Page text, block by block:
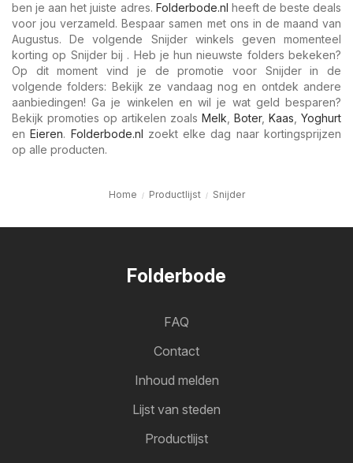
ben je aan het juiste adres. Folderbode.nl heeft de beste deals
voor jou verzameld. Bespaar samen met ons in de maand van
Augustus. De volgende Snijder winkels geven momenteel
korting op Snijder bij . Heb je hun nieuwste folders bekeken?
Op dit moment vind je de promotie voor Snijder in de
volgende folders: Bekijk ze vandaag nog en ontdek andere
aanbiedingen! Ga je winkelen en wil je wat geld besparen?
Bekijk promoties op artikelen zoals Melk Boter, Kaas Yoghurt
enEieren. Folderbode.nl zoekt elke dag naar kortingsprijzen
op alle producten.
Home Productlijst Snijder
Folderbode
FAQ
Contact
Inhoud melden
Lijst van steden
Productlijst